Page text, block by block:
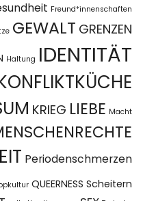
Freund*innenschaften
GEWALT GRENZEN
Haltung IDENTITÄT
KRIEG LIEBE Macht
Periodenschmerzen
QUEERNESS Scheitern